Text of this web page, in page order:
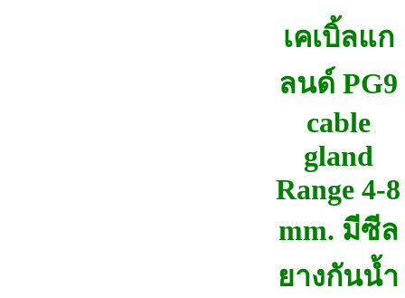
เคเบิ้ลแก
ลนด์ PG9
cable
gland
Range 4-8
mm. มีซีล
ยางกันน้ำ